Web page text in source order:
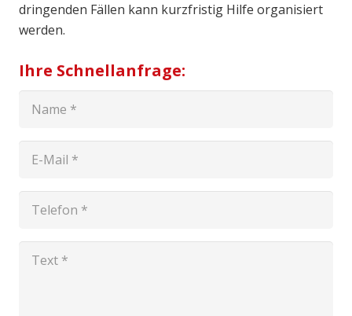
dringenden Fällen kann kurzfristig Hilfe organisiert
werden.
Ihre Schnellanfrage: